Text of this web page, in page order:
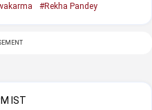
#Rekha Pandey
IST